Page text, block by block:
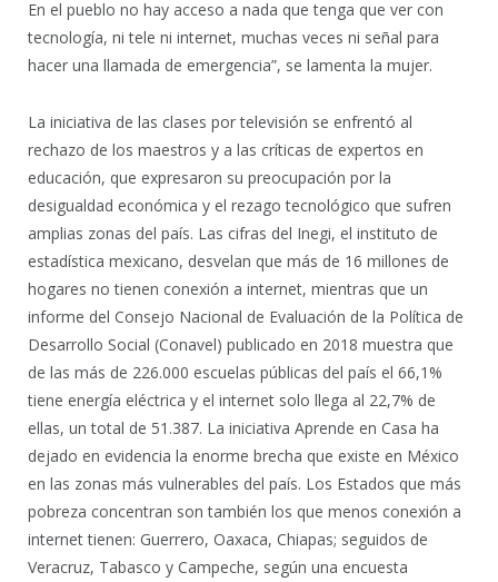
En el pueblo no hay acceso a nada que tenga que ver con
tecnología, ni tele ni internet, muchas veces ni señal para
hacer una llamada de emergencia”, se lamenta la mujer.
La iniciativa de las clases por televisión se enfrentó al
rechazo de los maestros y a las críticas de expertos en
educación, que expresaron su preocupación por la
desigualdad económica y el rezago tecnológico que sufren
amplias zonas del país. Las cifras del Inegi, el instituto de
estadística mexicano, desvelan que más de 16 millones de
hogares no tienen conexión a internet, mientras que un
informe del Consejo Nacional de Evaluación de la Política de
Desarrollo Social (Conavel) publicado en 2018 muestra que
de las más de 226.000 escuelas públicas del país el 66,1%
tiene energía eléctrica y el internet solo llega al 22,7% de
ellas, un total de 51.387. La iniciativa Aprende en Casa ha
dejado en evidencia la enorme brecha que existe en México
en las zonas más vulnerables del país. Los Estados que más
pobreza concentran son también los que menos conexión a
internet tienen: Guerrero, Oaxaca, Chiapas; seguidos de
Veracruz, Tabasco y Campeche, según una encuesta